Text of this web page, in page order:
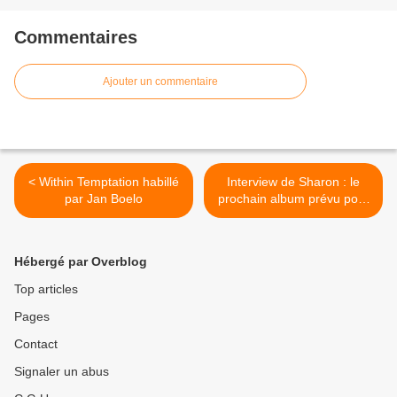
Commentaires
Ajouter un commentaire
< Within Temptation habillé
par Jan Boelo
Interview de Sharon : le
prochain album prévu pour
fin 2013 >
Hébergé par Overblog
Top articles
Pages
Contact
Signaler un abus